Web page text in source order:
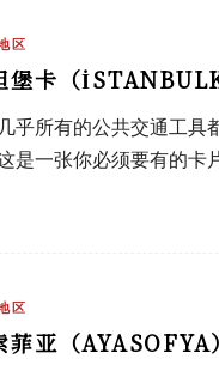
区
卡（
乎所有的公共交通工
是一张你必须要有的卡
区
亚（AYASOFYA）